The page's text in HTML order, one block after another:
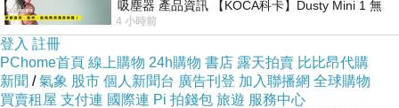
倫巴第大區呈現山脈、丘陵和平原，三個不
同的地理
吸塵器 產品資訊 【KOCA科卡】Dusty Mini 1 無
線手持吸塵器評語： 能吸、能吹兼具兩
4 小時前
登入 註冊
PChome首頁 線上購物 24h購物 書店 露天拍賣 比比昂代購
新聞 /氣象 股市 個人新聞台 廣告刊登 加入聯播網 全球購物
買賣租屋 支付連 國際連 Pi 拍錢包 旅遊 服務中心